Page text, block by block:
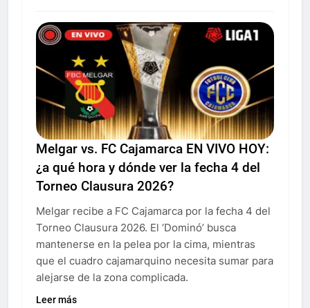
Melgar vs. FC Cajamarca EN VIVO HOY:
¿a qué hora y dónde ver la fecha 4 del
Torneo Clausura 2026?
Melgar recibe a FC Cajamarca por la fecha 4 del
Torneo Clausura 2026. El ‘Dominó’ busca
mantenerse en la pelea por la cima, mientras
que el cuadro cajamarquino necesita sumar para
alejarse de la zona complicada.
Leer más